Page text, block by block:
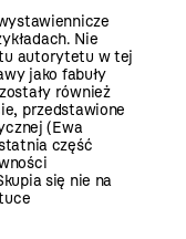
Nie
autorytetu w tej
jako fabuły
również
przedstawione
(Ewa
część
się nie na